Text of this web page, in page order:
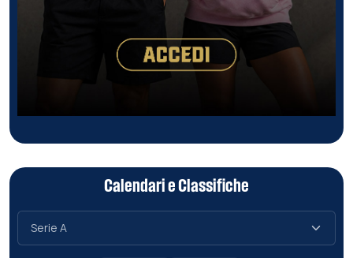
Calendari e Classifiche